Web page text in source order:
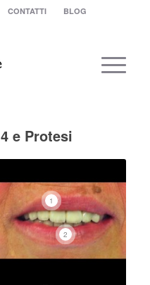
CONTATTI BLOG
e Protesi
1
2